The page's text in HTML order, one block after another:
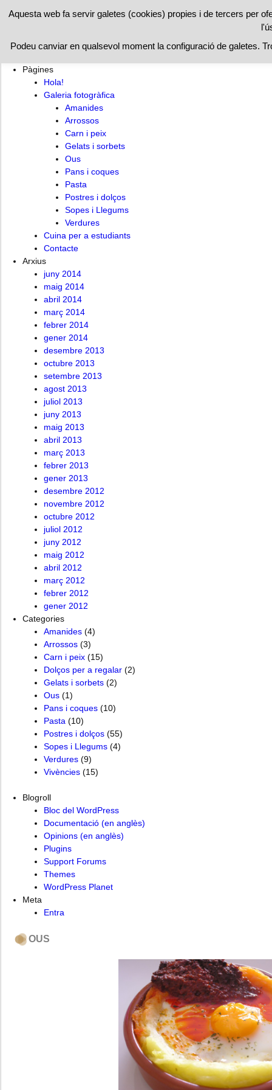
Hola! Cuina per a estudiants Contacte
Pàgines
Hola!
Galeria fotogràfica
Amanides
Arrossos
Carn i peix
Gelats i sorbets
Ous
Pans i coques
Pasta
Postres i dolços
Sopes i Llegums
Verdures
Cuina per a estudiants
Contacte
Arxius
juny 2014
maig 2014
abril 2014
març 2014
febrer 2014
gener 2014
desembre 2013
octubre 2013
setembre 2013
agost 2013
juliol 2013
juny 2013
maig 2013
abril 2013
març 2013
febrer 2013
gener 2013
desembre 2012
novembre 2012
octubre 2012
juliol 2012
juny 2012
maig 2012
abril 2012
març 2012
febrer 2012
gener 2012
Categories
Amanides (4)
Arrossos (3)
Carn i peix (15)
Dolços per a regalar (2)
Gelats i sorbets (2)
Ous (1)
Pans i coques (10)
Pasta (10)
Postres i dolços (55)
Sopes i Llegums (4)
Verdures (9)
Vivències (15)
Blogroll
Bloc del WordPress
Documentació (en anglès)
Opinions (en anglès)
Plugins
Support Forums
Themes
WordPress Planet
Meta
Entra
OUS
Aquesta web fa servir galetes (cookies) propies i de tercers per
Podeu canviar en qualsevol moment la configuració de galetes.